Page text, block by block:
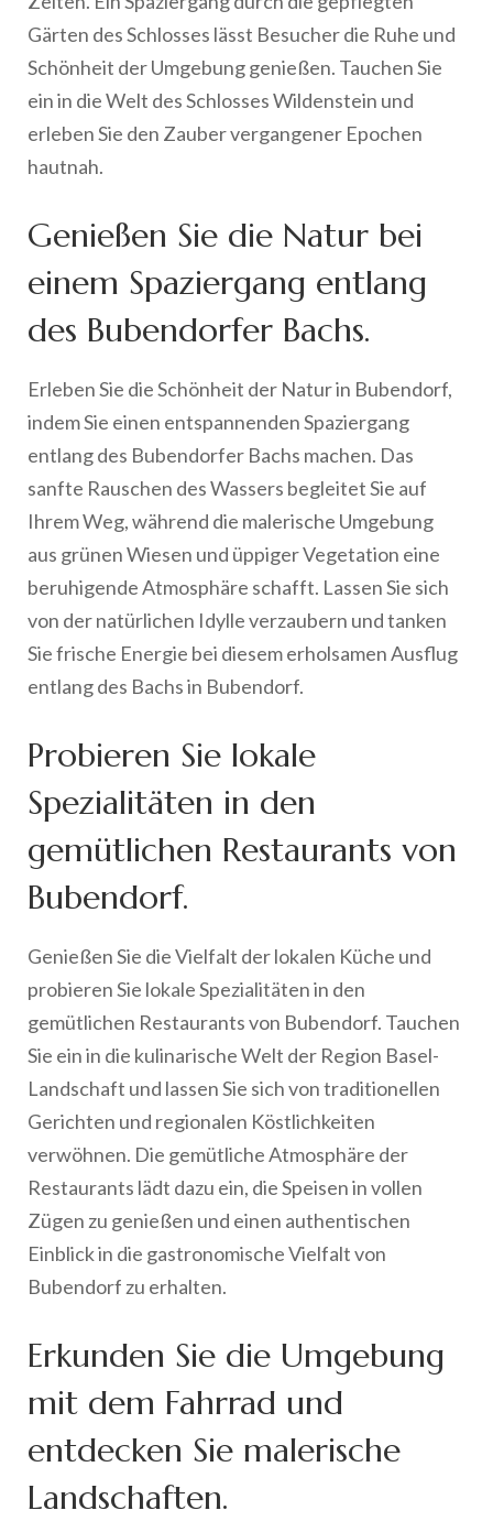
Gärten des Schlosses lässt Besucher die Ruhe und
Schönheit der Umgebung genießen. Tauchen Sie
ein in die Welt des Schlosses Wildenstein und
erleben Sie den Zauber vergangener Epochen
hautnah.
Genießen Sie die Natur bei
einem Spaziergang entlang
des Bubendorfer Bachs.
Erleben Sie die Schönheit der Natur in Bubendorf,
indem Sie einen entspannenden Spaziergang
entlang des Bubendorfer Bachs machen. Das
sanfte Rauschen des Wassers begleitet Sie auf
Ihrem Weg, während die malerische Umgebung
aus grünen Wiesen und üppiger Vegetation eine
beruhigende Atmosphäre schafft. Lassen Sie sich
von der natürlichen Idylle verzaubern und tanken
Sie frische Energie bei diesem erholsamen Ausflug
entlang des Bachs in Bubendorf.
Probieren Sie lokale
Spezialitäten in den
gemütlichen Restaurants von
Bubendorf.
Genießen Sie die Vielfalt der lokalen Küche und
probieren Sie lokale Spezialitäten in den
gemütlichen Restaurants von Bubendorf. Tauchen
Sie ein in die kulinarische Welt der Region Basel-
Landschaft und lassen Sie sich von traditionellen
Gerichten und regionalen Köstlichkeiten
verwöhnen. Die gemütliche Atmosphäre der
Restaurants lädt dazu ein, die Speisen in vollen
Zügen zu genießen und einen authentischen
Einblick in die gastronomische Vielfalt von
Bubendorf zu erhalten.
Erkunden Sie die Umgebung
mit dem Fahrrad und
entdecken Sie malerische
Landschaften.